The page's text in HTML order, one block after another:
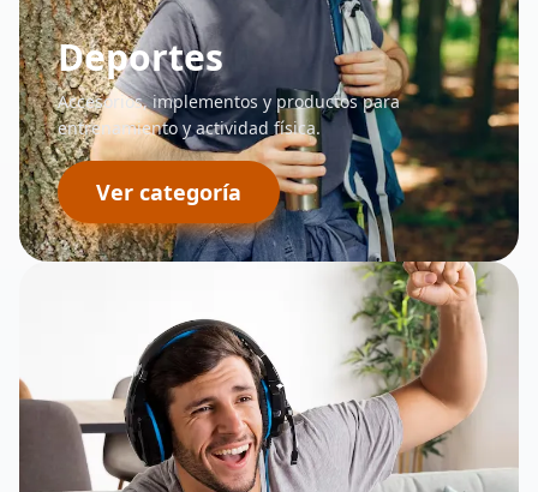
Deportes
Accesorios, implementos y productos para
entrenamiento y actividad física.
Ver categoría